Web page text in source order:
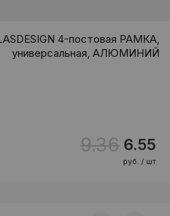
4-постовая РАМКА,
универсальная, АЛЮМИНИЙ
9.36 6.55
руб. / шт